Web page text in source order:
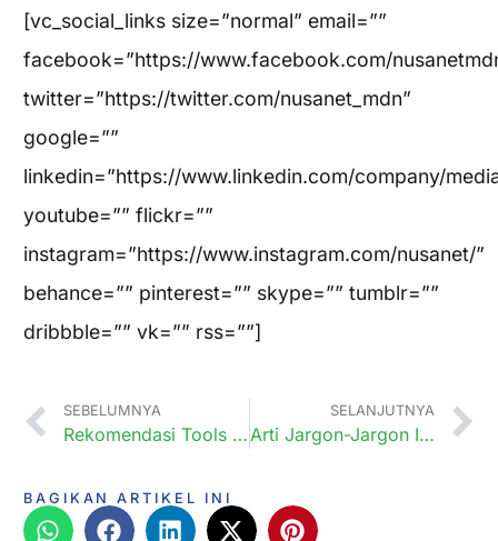
[vc_social_links size=”normal” email=””
facebook=”https://www.facebook.com/
twitter=”https://twitter.com/nusanet_mdn”
google=””
linkedin=”https://www.linkedin.com/company/
youtube=”” flickr=””
instagram=”https://www.instagram.com/nusanet/”
behance=”” pinterest=”” skype=”” tumblr=””
dribbble=”” vk=”” rss=””]
SEBELUMNYA
Rekomendasi Tools untuk Meningkatkan Produktivitas Anda
SELANJUTNYA
Arti Jargon-Jargon Internet yang Sering Anda Dengar
BAGIKAN ARTIKEL INI